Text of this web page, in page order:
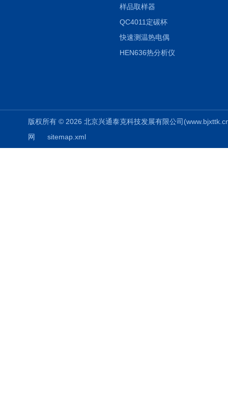
样品取样器
QC4011定碳杯
快速测温热电偶
HEN636热分析仪
版权所有 © 2026 北京兴通泰克科技发展有限公司
网
sitemap.xml